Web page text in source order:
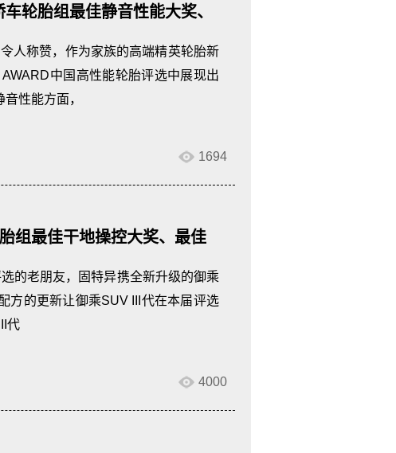
轮胎组最佳静音性能大奖、
人称赞，作为家族的高端精英轮胎新
中国高性能轮胎评选中展现出
性能方面，
1694
组最佳干地操控大奖、最佳
的老朋友，固特异携全新升级的御乘
方的更新让御乘SUV III代在本届评选
代
4000